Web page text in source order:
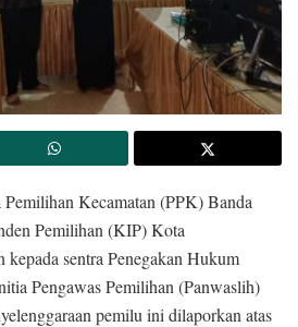
Kecamatan (PPK) Banda
Pemilihan (KIP) Kota
sentra Penegakan Hukum
Pengawas Pemilihan (Panwaslih)
pemilu ini dilaporkan atas